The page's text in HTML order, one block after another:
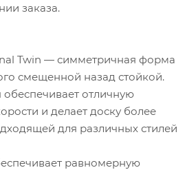
заказа.
Twin — симметричная форма
смещенной назад стойкой.
обеспечивает отличную
и делает доску более
для различных стилей
равномерную